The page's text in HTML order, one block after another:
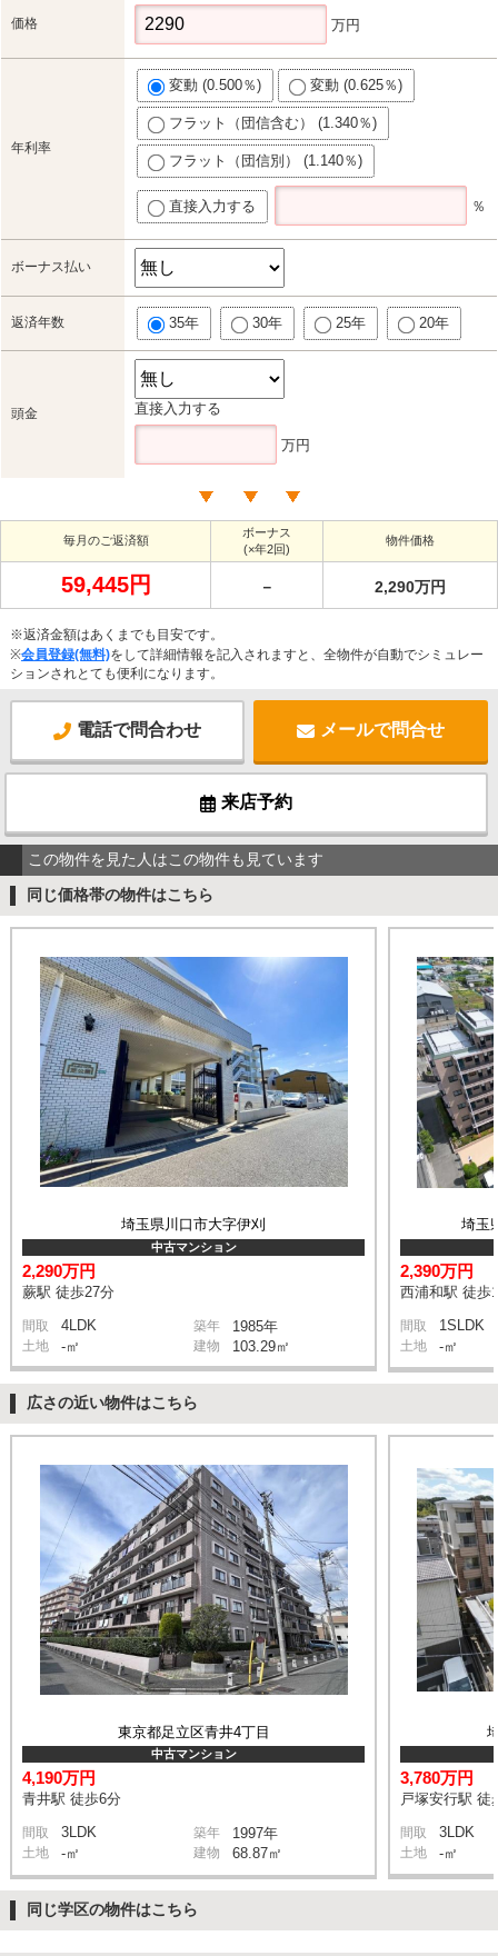
価格 万円
年利率
変動 (0.500％) 変動 (0.625％)
フラット（団信含む） (1.340％)
フラット（団信別） (1.140％)
直接入力する ％
ボーナス払い
返済年数 35年 30年 25年 20年
頭金 直接入力する
万円
毎月のご返済額
ボーナス
(×年2回)
物件価格
59,445円 － 2,290万円
※返済金額はあくまでも目安です。
※会員登録(無料)をして詳細情報を記入されますと、全物件が自動でシミュレー
ションされとても便利になります。
電話で問合わせ メールで問合せ
来店予約
この物件を見た人はこの物件も見ています
同じ価格帯の物件はこちら
埼玉県川口市大字伊刈
中古マンション
2,290万円
蕨駅 徒歩27分
間取 4LDK 築年 1985年
土地 -㎡ 建物 103.29㎡
埼玉
2,390万円
西浦和駅 徒歩
間取 1SLDK
土地 -㎡
広さの近い物件はこちら
東京都足立区青井4丁目
中古マンション
4,190万円
青井駅 徒歩6分
間取 3LDK 築年 1997年
土地 -㎡ 建物 68.87㎡
3,780万円
戸塚安行駅 徒
間取 3LDK
土地 -㎡
同じ学区の物件はこちら